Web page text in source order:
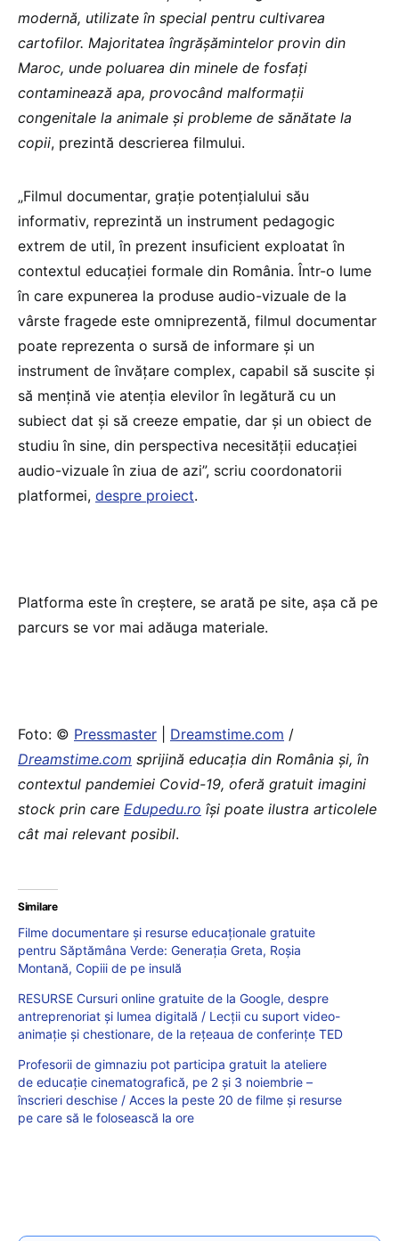
modernă, utilizate în special pentru cultivarea
cartofilor. Majoritatea îngrășămintelor provin din
Maroc, unde poluarea din minele de fosfați
contaminează apa, provocând malformații
congenitale la animale și probleme de sănătate la
copii, prezintă descrierea filmului.
„Filmul documentar, grație potențialului său
informativ, reprezintă un instrument pedagogic
extrem de util, în prezent insuficient exploatat în
contextul educației formale din România. Într-o lume
în care expunerea la produse audio-vizuale de la
vârste fragede este omniprezentă, filmul documentar
poate reprezenta o sursă de informare și un
instrument de învățare complex, capabil să suscite și
să mențină vie atenția elevilor în legătură cu un
subiect dat și să creeze empatie, dar și un obiect de
studiu în sine, din perspectiva necesității educației
audio-vizuale în ziua de azi”, scriu coordonatorii
platformei, despre proiect.
Platforma este în creștere, se arată pe site, așa că pe
parcurs se vor mai adăuga materiale.
Foto: © Pressmaster Dreamstime.com /
Dreamstime.com sprijină educaţia din România şi, în
contextul pandemiei Covid-19, oferă gratuit imagini
stock prin care Edupedu.ro îşi poate ilustra articolele
cât mai relevant posibil.
Similare
Filme documentare și resurse educaționale gratuite
pentru Săptămâna Verde: Generația Greta, Roșia
Montană, Copiii de pe insulă
RESURSE Cursuri online gratuite de la Google, despre
antreprenoriat și lumea digitală / Lecții cu suport video-
animație și chestionare, de la rețeaua de conferințe TED
Profesorii de gimnaziu pot participa gratuit la ateliere
de educație cinematografică, pe 2 și 3 noiembrie –
înscrieri deschise / Acces la peste 20 de filme și resurse
pe care să le folosească la ore